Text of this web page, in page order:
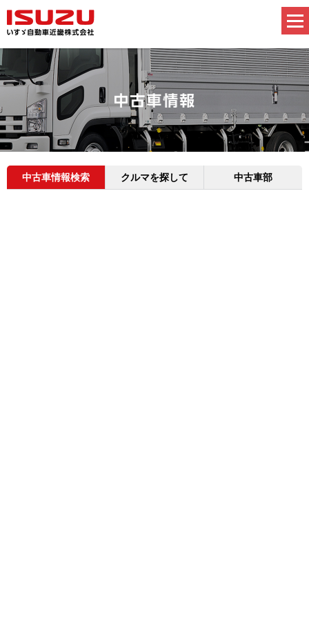
中古車情報検索 クルマを探して 中古車部